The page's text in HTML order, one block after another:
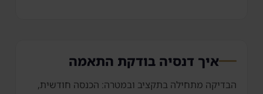
איך דנסיה בודקת התאמה
הבדיקה מתחילה בתקציב ובמטרה: הכנסה חודשית,